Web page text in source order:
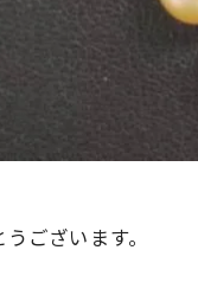
ございます。